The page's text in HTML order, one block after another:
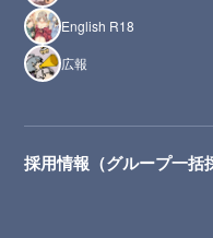
English R18
広報
採用情報（グループ一括